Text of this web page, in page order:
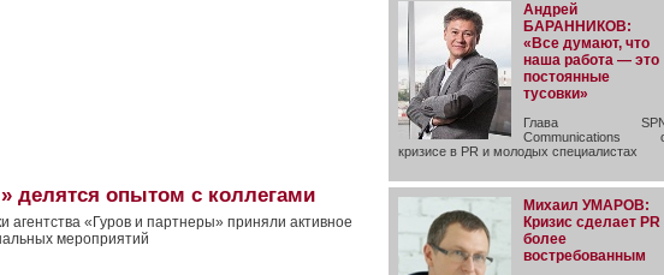
делятся опытом с коллегами
агентства «Гуров и партнеры» приняли активное
мероприятий
Андрей
БАРАННИКОВ:
«Все думают, что
наша работа — это
постоянные
тусовки»
Глава
Communications
кризисе в PR и молодых специалистах
Михаил УМАРОВ:
Кризис сделает PR
более
востребованным